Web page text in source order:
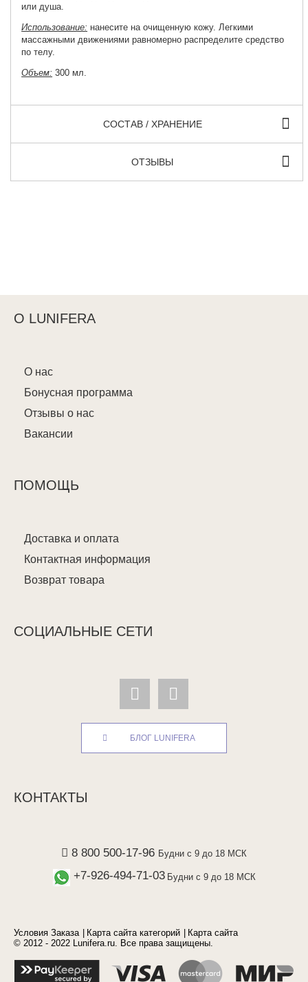
или душа.
Использование: нанесите на очищенную кожу. Легкими
массажными движениями равномерно распределите средство
по телу.
Объем: 300 мл.
СОСТАВ / ХРАНЕНИЕ
ОТЗЫВЫ
О LUNIFERA
О нас
Бонусная программа
Отзывы о нас
Вакансии
ПОМОЩЬ
Доставка и оплата
Контактная информация
Возврат товара
СОЦИАЛЬНЫЕ СЕТИ
БЛОГ LUNIFERA
КОНТАКТЫ
8 800 500-17-96 Будни с 9 до 18 МСК
+7-926-494-71-03 Будни с 9 до 18 МСК
Условия Заказа Карта сайта категорий
Карта сайта
© 2012 - 2022 Lunifera.ru. Все права защищены.